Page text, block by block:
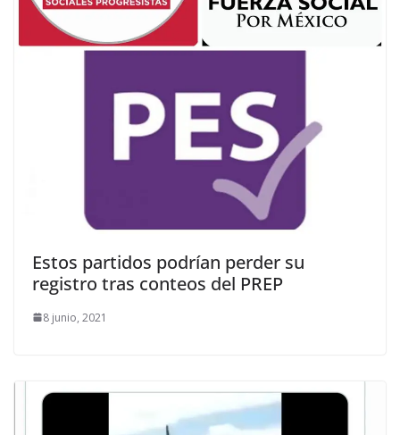
Estos partidos podrían perder su
registro tras conteos del PREP
8 junio, 2021